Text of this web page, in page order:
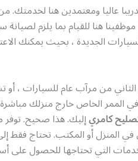
عاليا ومعتمدين هنا لخدمتك.
هنا للقيام بما يلزم
الجديدة ، بحيث يمكنك
من مرآب عام للسيارات ،
الممر الخاص خارج منزلك مباشرة
كامريإليك. هذا صحيح. توفر
المنزل أو المكتب. تحتاج فقط
التي تحتاجها للحصول على